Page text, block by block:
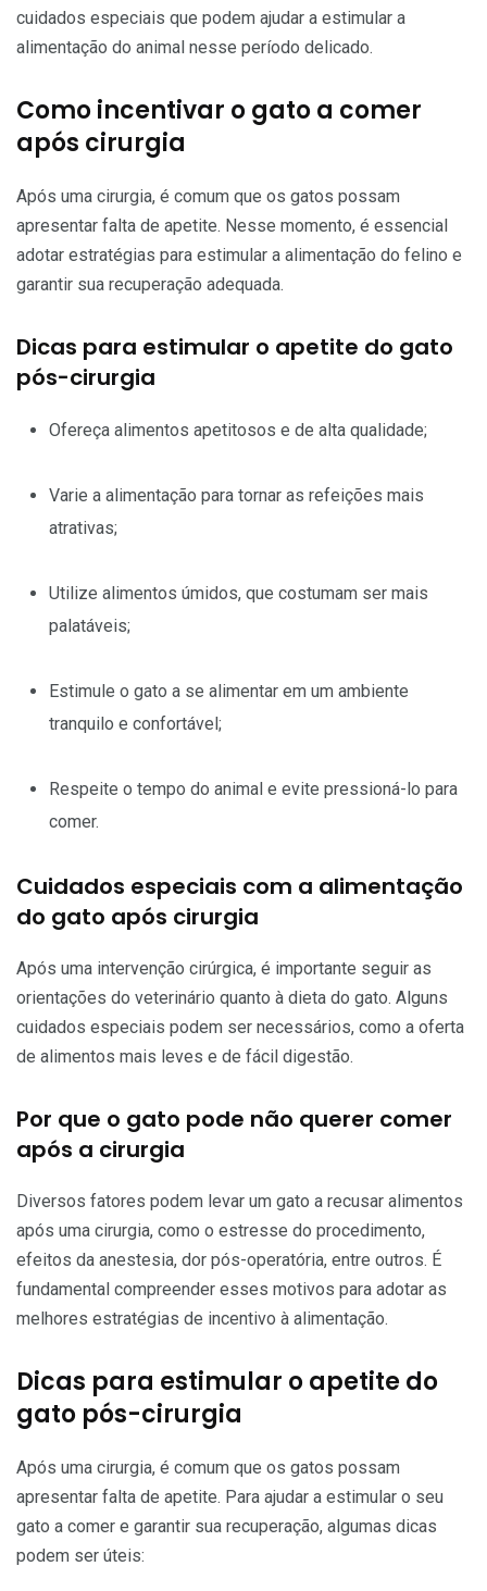
cuidados especiais que podem ajudar a estimular a
alimentação do animal nesse período delicado.
Como incentivar o gato a comer
após cirurgia
Após uma cirurgia, é comum que os gatos possam
apresentar falta de apetite. Nesse momento, é essencial
adotar estratégias para estimular a alimentação do felino e
garantir sua recuperação adequada.
Dicas para estimular o apetite do gato
pós-cirurgia
Ofereça alimentos apetitosos e de alta qualidade;
Varie a alimentação para tornar as refeições mais
atrativas;
Utilize alimentos úmidos, que costumam ser mais
palatáveis;
Estimule o gato a se alimentar em um ambiente
tranquilo e confortável;
Respeite o tempo do animal e evite pressioná-lo para
comer.
Cuidados especiais com a alimentação
do gato após cirurgia
Após uma intervenção cirúrgica, é importante seguir as
orientações do veterinário quanto à dieta do gato. Alguns
cuidados especiais podem ser necessários, como a oferta
de alimentos mais leves e de fácil digestão.
Por que o gato pode não querer comer
após a cirurgia
Diversos fatores podem levar um gato a recusar alimentos
após uma cirurgia, como o estresse do procedimento,
efeitos da anestesia, dor pós-operatória, entre outros. É
fundamental compreender esses motivos para adotar as
melhores estratégias de incentivo à alimentação.
Dicas para estimular o apetite do
gato pós-cirurgia
Após uma cirurgia, é comum que os gatos possam
apresentar falta de apetite. Para ajudar a estimular o seu
gato a comer e garantir sua recuperação, algumas dicas
podem ser úteis: